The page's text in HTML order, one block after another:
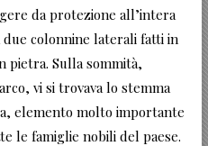
da protezione all’intera
colonnine laterali fatti in
pietra. Sulla sommità,
vi si trovava lo stemma
elemento molto importante
le famiglie nobili del paese.